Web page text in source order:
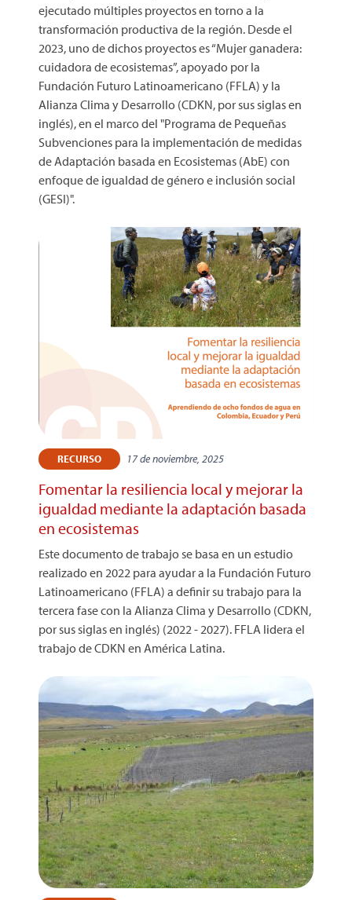
ejecutado múltiples proyectos en torno a la
transformación productiva de la región. Desde el
2023, uno de dichos proyectos es “Mujer ganadera:
cuidadora de ecosistemas”, apoyado por la
Fundación Futuro Latinoamericano (FFLA) y la
Alianza Clima y Desarrollo (CDKN, por sus siglas en
inglés), en el marco del "Programa de Pequeñas
Subvenciones para la implementación de medidas
de Adaptación basada en Ecosistemas (AbE) con
enfoque de igualdad de género e inclusión social
(GESI)".
RECURSO 17 de noviembre, 2025
Fomentar la resiliencia local y mejorar la
igualdad mediante la adaptación basada
en ecosistemas
Este documento de trabajo se basa en un estudio
realizado en 2022 para ayudar a la Fundación Futuro
Latinoamericano (FFLA) a definir su trabajo para la
tercera fase con la Alianza Clima y Desarrollo (CDKN,
por sus siglas en inglés) (2022 - 2027). FFLA lidera el
trabajo de CDKN en América Latina.